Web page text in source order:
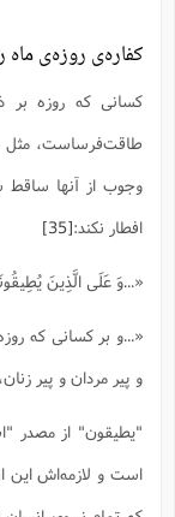
کفاره‌ی روزه‌ی ماه
کسانی که روزه بر
طاقت‌فرساست، مثل
وجوب از آنها ساقط
افطار نکند:[35]
«...وَ عَلَى الَّذِینَ
«...و بر کسانى که
و پیر مردان و پیر
"یطیقون" از مصدر
است و لازمه‌اش این